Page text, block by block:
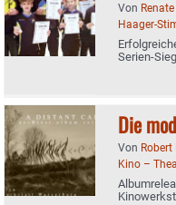
Von
Haager-
Serien-
Die
Von Robert
Kino –